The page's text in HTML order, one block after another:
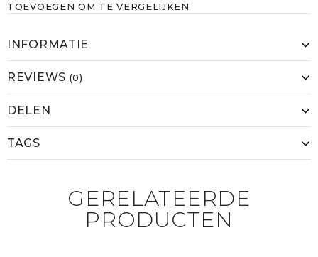
TOEVOEGEN OM TE VERGELIJKEN
INFORMATIE
REVIEWS (0)
DELEN
TAGS
GERELATEERDE
PRODUCTEN